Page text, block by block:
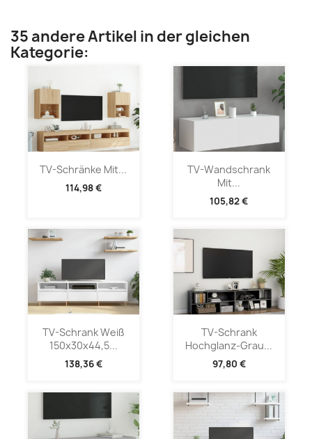
35 andere Artikel in der gleichen
Kategorie:
TV-Schränke Mit...
114,98 €
TV-Wandschrank
Mit...
105,82 €
TV-Schrank Weiß
150x30x44,5...
138,36 €
TV-Schrank
Hochglanz-Grau...
97,80 €